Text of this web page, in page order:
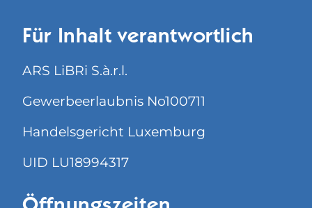
Für Inhalt verantwortlich
ARS LiBRi S.à.r.l.
Gewerbeerlaubnis No100711
Handelsgericht Luxemburg
UID LU18994317